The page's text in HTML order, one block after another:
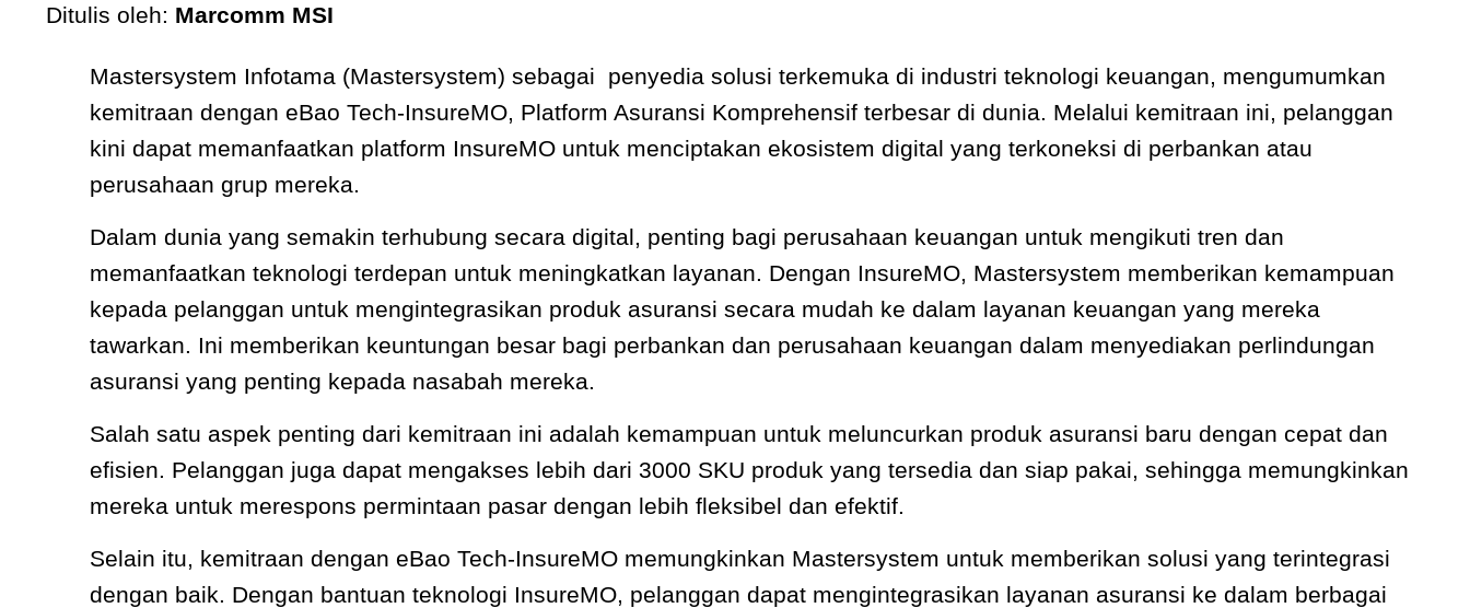
Ditulis oleh: Marcomm MSI
Mastersystem Infotama (Mastersystem) sebagai penyedia solusi terkemuka di industri teknologi keuangan, mengumumkan
kemitraan dengan eBao Tech-InsureMO, Platform Asuransi Komprehensif terbesar di dunia. Melalui kemitraan ini, pelanggan
kini dapat memanfaatkan platform InsureMO untuk menciptakan ekosistem digital yang terkoneksi di perbankan atau
perusahaan grup mereka.
Dalam dunia yang semakin terhubung secara digital, penting bagi perusahaan keuangan untuk mengikuti tren dan
memanfaatkan teknologi terdepan untuk meningkatkan layanan. Dengan InsureMO, Mastersystem memberikan kemampuan
kepada pelanggan untuk mengintegrasikan produk asuransi secara mudah ke dalam layanan keuangan yang mereka
tawarkan. Ini memberikan keuntungan besar bagi perbankan dan perusahaan keuangan dalam menyediakan perlindungan
asuransi yang penting kepada nasabah mereka.
Salah satu aspek penting dari kemitraan ini adalah kemampuan untuk meluncurkan produk asuransi baru dengan cepat dan
efisien. Pelanggan juga dapat mengakses lebih dari 3000 SKU produk yang tersedia dan siap pakai, sehingga memungkinkan
mereka untuk merespons permintaan pasar dengan lebih fleksibel dan efektif.
Selain itu, kemitraan dengan eBao Tech-InsureMO memungkinkan Mastersystem untuk memberikan solusi yang terintegrasi
dengan baik. Dengan bantuan teknologi InsureMO, pelanggan dapat mengintegrasikan layanan asuransi ke dalam berbagai